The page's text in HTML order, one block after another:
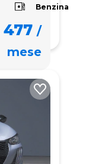
Benzina
477 /
mese